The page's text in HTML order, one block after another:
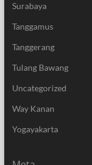
Surabaya
Tanggamus
Tanggerang
Tulang Bawang
Uncategorized
Way Kanan
Yogayakarta